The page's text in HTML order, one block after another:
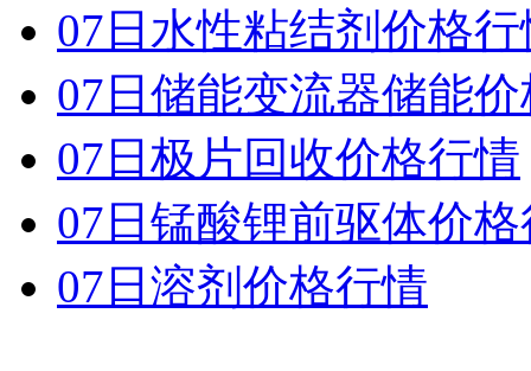
07日水性粘结剂价格行
07日储能变流器储能
07日极片回收价格行情
07日锰酸锂前驱体价
07日溶剂价格行情